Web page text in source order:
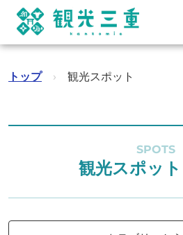
トップ › 観光スポット
SPOTS
観光スポッ